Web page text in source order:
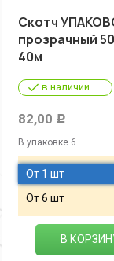
Скотч
прозрачный
40м
в наличии
82,00 Р
В упаковке 6
От 1 шт
От 6 шт
В